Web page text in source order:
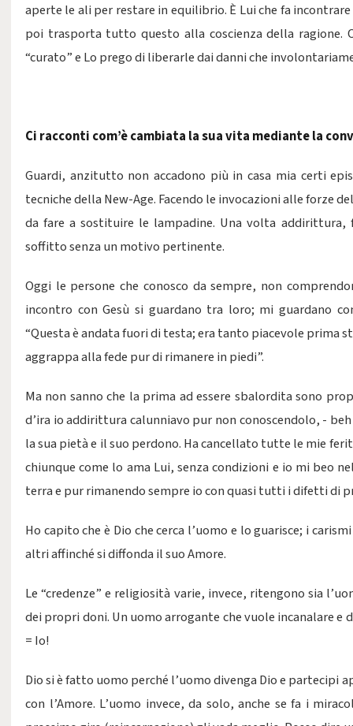
aperte le ali per restare in equilibrio. È Lui che fa
poi trasporta tutto questo alla coscienza della ragione.
“curato” e Lo prego di liberarle dai danni che
Ci racconti com’è cambiata la sua vita mediante la
Guardi, anzitutto non accadono più in casa mia certi
tecniche della New-Age. Facendo le invocazioni alle forze
da fare a sostituire le lampadine. Una volta
soffitto senza un motivo pertinente.
Oggi le persone che conosco da sempre, non
incontro con Gesù si guardano tra loro; mi guardano
“Questa è andata fuori di testa; era tanto piacevole prima
aggrappa alla fede pur di rimanere in piedi”.
Ma non sanno che la prima ad essere sbalordita sono
d’ira io addirittura calunniavo pur non conoscendolo, -
la sua pietà e il suo perdono. Ha cancellato tutte le mie
chiunque come lo ama Lui, senza condizioni e io mi beo
terra e pur rimanendo sempre io con quasi tutti i difetti di
Ho capito che è Dio che cerca l’uomo e lo guarisce; i
altri affinché si diffonda il suo Amore.
Le “credenze” e religiosità varie, invece, ritengono sia
dei propri doni. Un uomo arrogante che vuole incanalare
= Io!
Dio si è fatto uomo perché l’uomo divenga Dio e partecipi
con l’Amore. L’uomo invece, da solo, anche se fa i